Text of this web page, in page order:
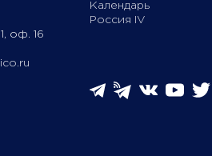
оф. 16
Календарь
Россия IV